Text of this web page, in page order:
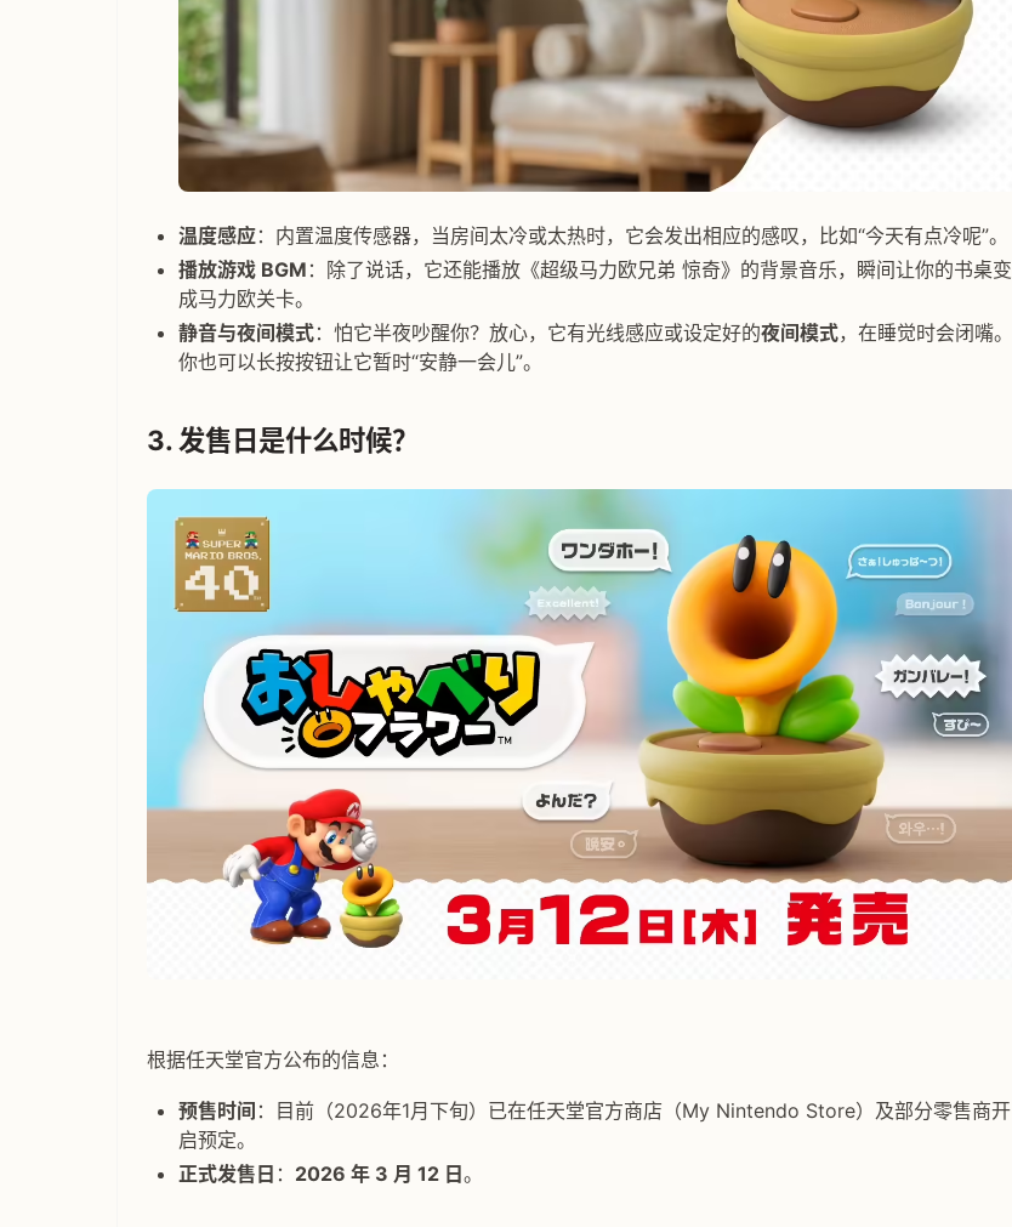
温度感应：内置温度传感器，当房间太冷或太热时，它会发出相应的感叹，比如“今天有点冷呢”。
播放游戏 BGM ：除了说话，它还能播放《超级马力欧兄弟 惊奇》的背景音乐，瞬间让你的书桌变
成马力欧关卡。
静音与夜间模式：怕它半夜吵醒你？放心，它有光线感应或设定好的夜间模式，在睡觉时会闭嘴。
你也可以长按按钮让它暂时“安静一会儿”。
3. 发售日是什么时候？
根据任天堂官方公布的信息：
预售时间 ：目前（2026年1月下旬）已在任天堂官方商店（My Nintendo Store）及部分零售商开
启预定。
正式发售日 ： 2026 年 3 月 12 日 。